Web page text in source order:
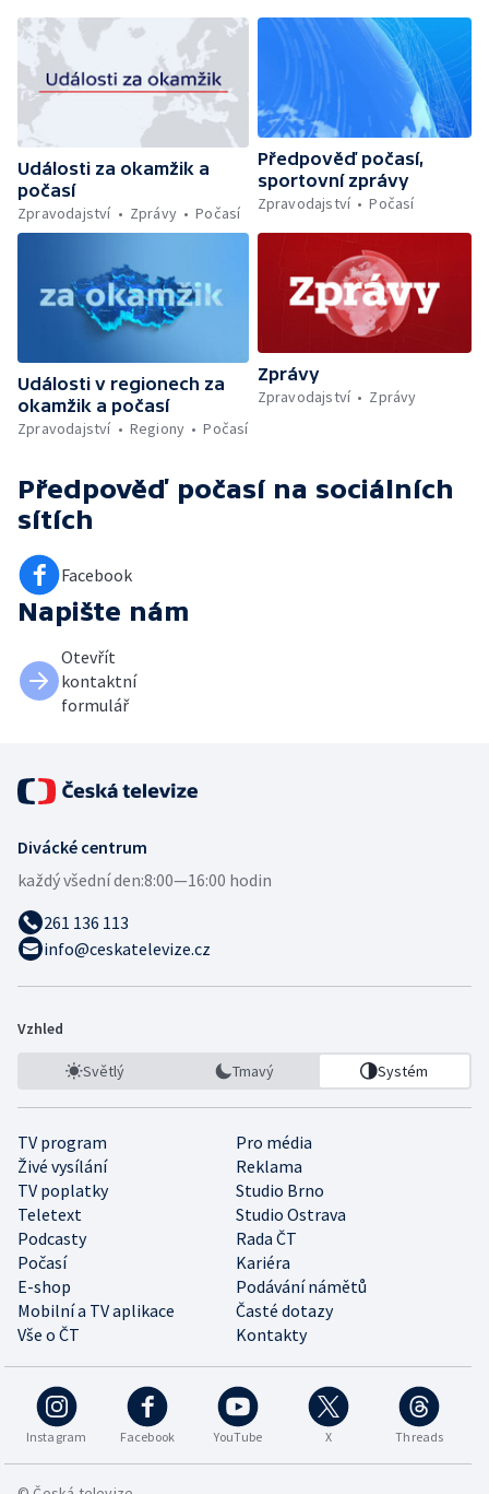
Události za okamžik a
počasí
Zpravodajství
Zprávy Počasí
Předpověď počasí,
sportovní zprávy
Zpravodajství
Počasí
Události v regionech za
okamžik a počasí
Zpravodajství
Regiony Počasí
Zprávy
Zpravodajství
Zprávy
Předpověď počasí na sociálních
sítích
Facebook
Napište nám
Otevřít
kontaktní
formulář
Divácké centrum
každý všední den:8:00—16:00 hodin
261 136 113
info@ceskatelevize.cz
Vzhled
Světlý Tmavý Systém
TV program
Pro média
Živé vysílání
Reklama
TV poplatky
Studio Brno
Teletext
Studio Ostrava
Podcasty
Rada ČT
Počasí
Kariéra
E-shop
Podávání námětů
Mobilní a TV aplikace
Časté dotazy
Vše o ČT
Kontakty
Instagram Facebook YouTube X Threads